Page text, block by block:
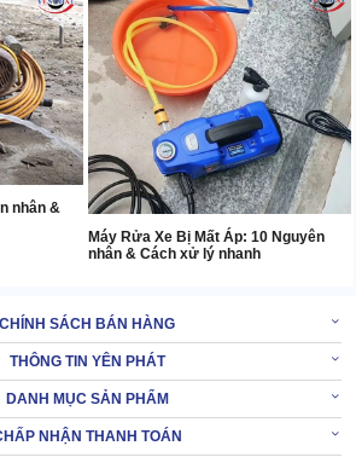
nhân &
Máy Rửa Xe Bị Mất Áp: 10 Nguyên
nhân & Cách xử lý nhanh
CHÍNH SÁCH BÁN HÀNG
THÔNG TIN YÊN PHÁT
DANH MỤC SẢN PHẨM
NHẬN THANH TOÁN